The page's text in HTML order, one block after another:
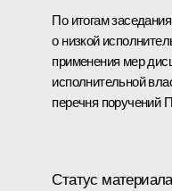
По итогам
о низкой
применения мер
исполнительной
перечня поручений
Статус материала